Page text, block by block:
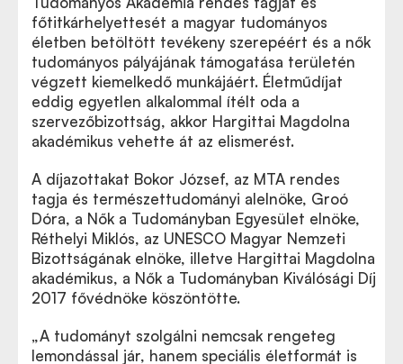
főtitkárhelyettesét a magyar tudományos
életben betöltött tevékeny szerepéért és a nők
tudományos pályájának támogatása területén
végzett kiemelkedő munkájáért. Életműdíjat
eddig egyetlen alkalommal ítélt oda a
szervezőbizottság, akkor Hargittai Magdolna
akadémikus vehette át az elismerést.
A díjazottakat Bokor József, az MTA rendes
tagja és természettudományi alelnöke, Groó
Dóra, a Nők a Tudományban Egyesület elnöke,
Réthelyi Miklós, az UNESCO Magyar Nemzeti
Bizottságának elnöke, illetve Hargittai Magdolna
akadémikus, a Nők a Tudományban Kiválósági Díj
2017 fővédnöke köszöntötte.
„A tudományt szolgálni nemcsak rengeteg
lemondással jár, hanem speciális életformát is